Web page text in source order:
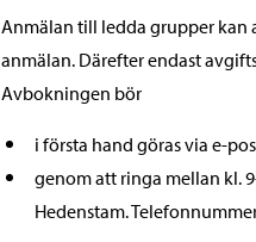
Anmälan till ledda grupper
anmälan. Därefter endast
Avbokningen bör
i första hand göras via e-
genom att ringa mellan kl.
Hedenstam.